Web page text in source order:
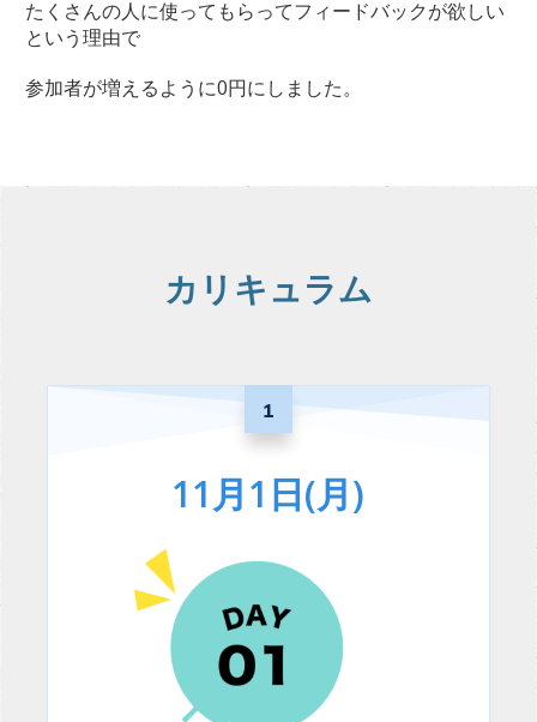
たくさんの人に使ってもらってフィードバックが欲しい
という理由で
参加者が増えるように0円にしました。
カリキュラム
1
11月1日(月)